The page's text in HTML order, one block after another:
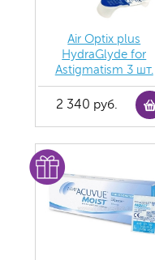
Air Optix plus
HydraGlyde for
Astigmatism 3 шт.
2 340 руб.